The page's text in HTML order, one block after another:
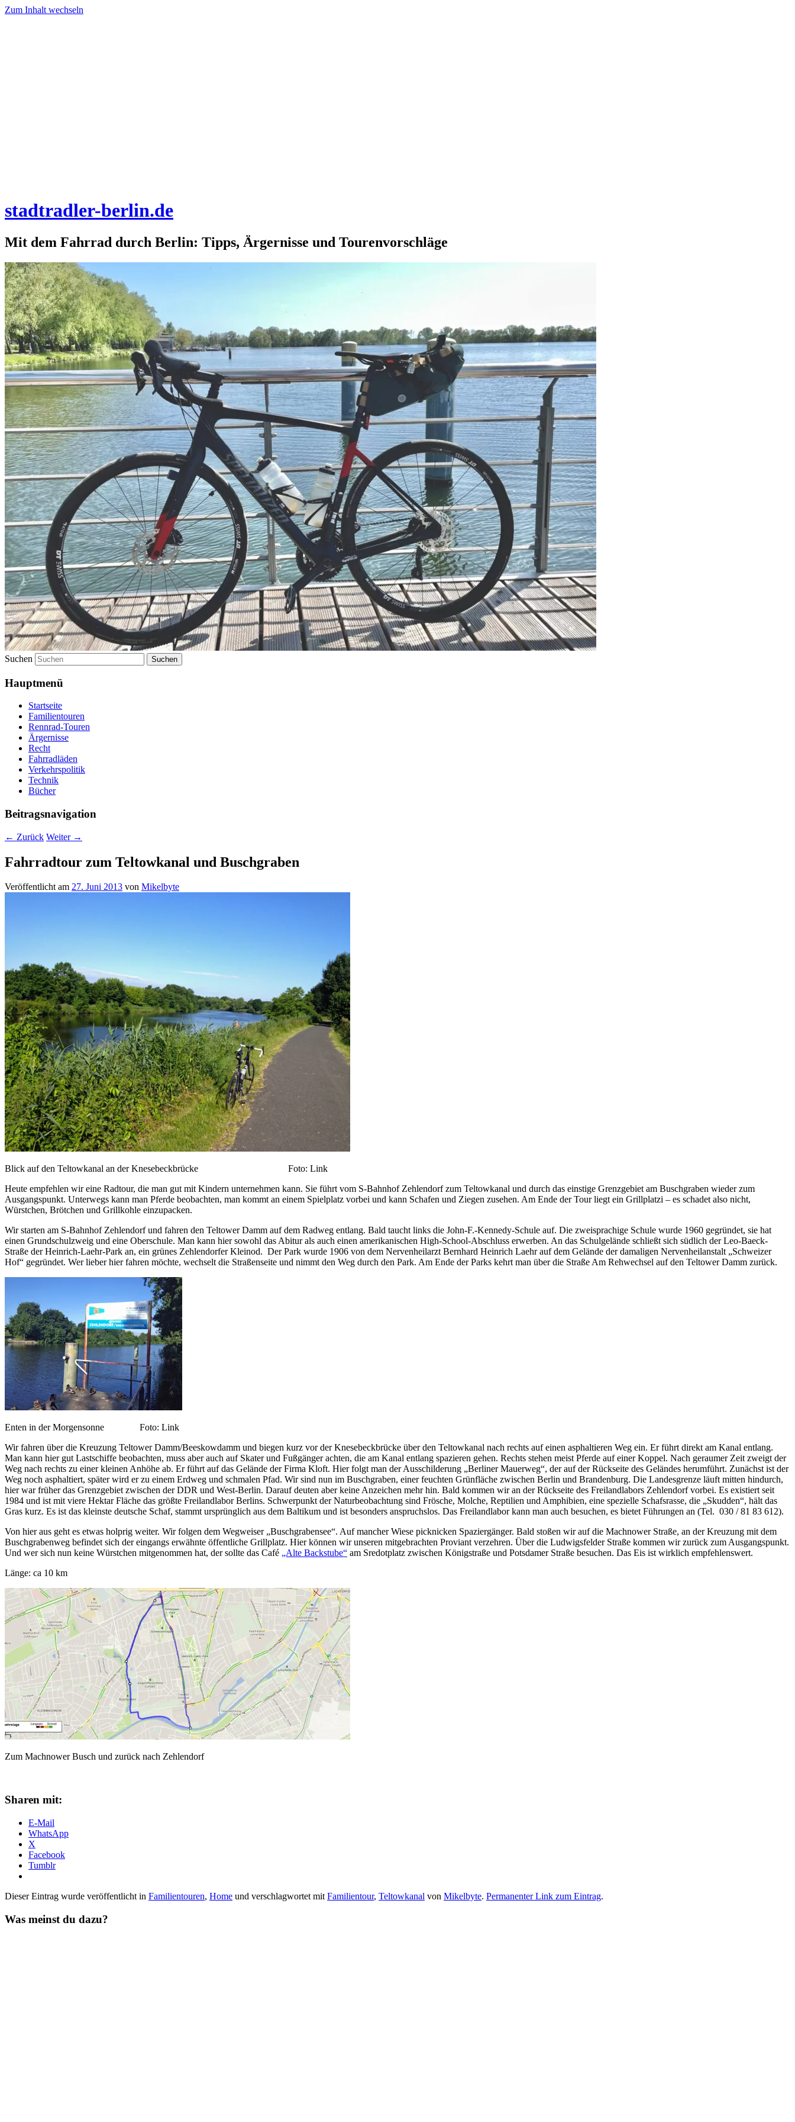
Zum Inhalt wechseln
stadtradler-berlin.de
Mit dem Fahrrad durch Berlin: Tipps, Ärgernisse und Tourenvorschläge
Suchen
Hauptmenü
Startseite
Familientouren
Rennrad-Touren
Ärgernisse
Recht
Fahrradläden
Verkehrspolitik
Technik
Bücher
Beitragsnavigation
← Zurück Weiter →
Fahrradtour zum Teltowkanal und Buschgraben
Veröffentlicht am 27. Juni 2013 von Mikelbyte
Blick auf den Teltowkanal an der Knesebeckbrücke Foto: Link
Heute empfehlen wir eine Radtour, die man gut mit Kindern unternehmen kann. Sie führt vom S-Bahnhof Zehlendorf zum Teltowkanal und durch das einstige Grenzgebiet am Buschgraben wieder zum
Ausgangspunkt. Unterwegs kann man Pferde beobachten, man kommt an einem Spielplatz vorbei und kann Schafen und Ziegen zusehen. Am Ende der Tour liegt ein Grillplatzi – es schadet also nicht,
Würstchen, Brötchen und Grillkohle einzupacken.
Wir starten am S-Bahnhof Zehlendorf und fahren den Teltower Damm auf dem Radweg entlang. Bald taucht links die John-F.-Kennedy-Schule auf. Die zweisprachige Schule wurde 1960 gegründet, sie hat
einen Grundschulzweig und eine Oberschule. Man kann hier sowohl das Abitur als auch einen amerikanischen High-School-Abschluss erwerben. An das Schulgelände schließt sich südlich der Leo-Baeck-
Straße der Heinrich-Laehr-Park an, ein grünes Zehlendorfer Kleinod. Der Park wurde 1906 von dem Nervenheilarzt Bernhard Heinrich Laehr auf dem Gelände der damaligen Nervenheilanstalt „Schweizer
Hof“ gegründet. Wer lieber hier fahren möchte, wechselt die Straßenseite und nimmt den Weg durch den Park. Am Ende der Parks kehrt man über die Straße Am Rehwechsel auf den Teltower Damm zurück.
Enten in der Morgensonne Foto: Link
Wir fahren über die Kreuzung Teltower Damm/Beeskowdamm und biegen kurz vor der Knesebeckbrücke über den Teltowkanal nach rechts auf einen asphaltieren Weg ein. Er führt direkt am Kanal entlang.
Man kann hier gut Lastschiffe beobachten, muss aber auch auf Skater und Fußgänger achten, die am Kanal entlang spazieren gehen. Rechts stehen meist Pferde auf einer Koppel. Nach geraumer Zeit zweigt der
Weg nach rechts zu einer kleinen Anhöhe ab. Er führt auf das Gelände der Firma Kloft. Hier folgt man der Ausschilderung „Berliner Mauerweg“, der auf der Rückseite des Geländes herumführt. Zunächst ist der
Weg noch asphaltiert, später wird er zu einem Erdweg und schmalen Pfad. Wir sind nun im Buschgraben, einer feuchten Grünfläche zwischen Berlin und Brandenburg. Die Landesgrenze läuft mitten hindurch,
hier war früher das Grenzgebiet zwischen der DDR und West-Berlin. Darauf deuten aber keine Anzeichen mehr hin. Bald kommen wir an der Rückseite des Freilandlabors Zehlendorf vorbei. Es existiert seit
1984 und ist mit viere Hektar Fläche das größte Freilandlabor Berlins. Schwerpunkt der Naturbeobachtung sind Frösche, Molche, Reptilien und Amphibien, eine spezielle Schafsrasse, die „Skudden“, hält das
Gras kurz. Es ist das kleinste deutsche Schaf, stammt ursprünglich aus dem Baltikum und ist besonders anspruchslos. Das Freilandlabor kann man auch besuchen, es bietet Führungen an (Tel. 030 / 81 83 612).
Von hier aus geht es etwas holprig weiter. Wir folgen dem Wegweiser „Buschgrabensee“. Auf mancher Wiese picknicken Spaziergänger. Bald stoßen wir auf die Machnower Straße, an der Kreuzung mit dem
Buschgrabenweg befindet sich der eingangs erwähnte öffentliche Grillplatz. Hier können wir unseren mitgebrachten Proviant verzehren. Über die Ludwigsfelder Straße kommen wir zurück zum Ausgangspunkt.
Und wer sich nun keine Würstchen mitgenommen hat, der sollte das Café „Alte Backstube“ am Sredotplatz zwischen Königstraße und Potsdamer Straße besuchen. Das Eis ist wirklich empfehlenswert.
Länge: ca 10 km
Zum Machnower Busch und zurück nach Zehlendorf
Sharen mit:
E-Mail
WhatsApp
X
Facebook
Tumblr
Dieser Eintrag wurde veröffentlicht in Familientouren, Home und verschlagwortet mit Familientour, Teltowkanal von Mikelbyte. Permanenter Link zum Eintrag.
Was meinst du dazu?